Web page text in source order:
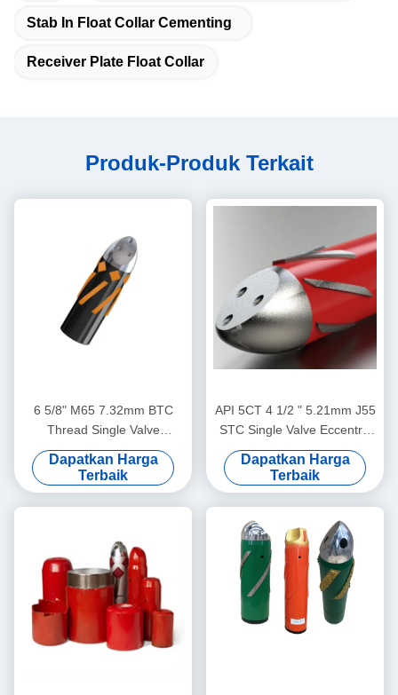
Stab In Float Collar Cementing
Receiver Plate Float Collar
Produk-Produk Terkait
6 5/8" M65 7.32mm BTC
Thread Single Valve
Eccentric Nose Float Shoe
Didedikasikan untuk Aplikasi
Semen Lapangan Minyak
Dapatkan Harga
Terbaik
API 5CT 4 1/2 " 5.21mm J55
STC Single Valve Eccentric
Nose Aluminium Alloy Float
Shoe yang dirancang untuk
digunakan di industri minyak
Dapatkan Harga
Terbaik